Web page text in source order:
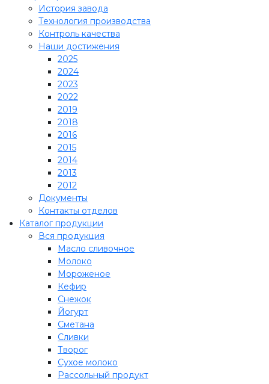
История завода
Технология производства
Контроль качества
Наши достижения
2025
2024
2023
2022
2019
2018
2016
2015
2014
2013
2012
Документы
Контакты отделов
Каталог продукции
Вся продукция
Масло сливочное
Молоко
Мороженое
Кефир
Снежок
Йогурт
Сметана
Сливки
Творог
Сухое молоко
Рассольный продукт